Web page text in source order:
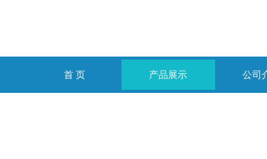
首 页 产品展示 公司